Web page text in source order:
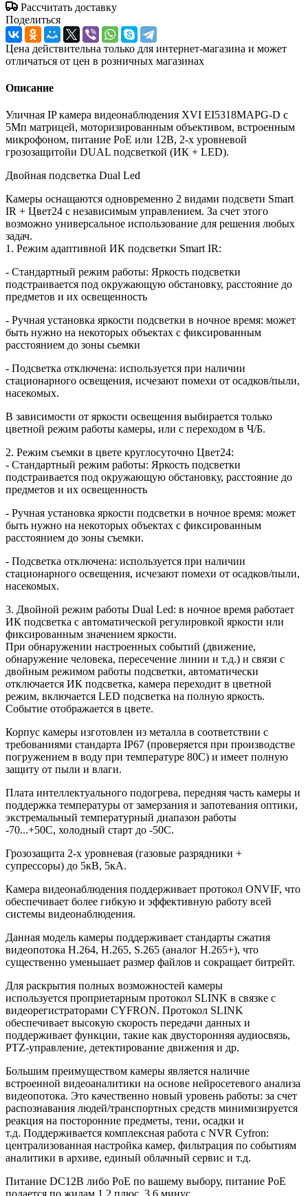
Рассчитать доставку
Поделиться
Цена действительна только для интернет-магазина и может
отличаться от цен в розничных магазинах
Описание
Уличная IP камера видеонаблюдения XVI EI5318MAPG-D с
5Мп матрицей, моторизированным объективом, встроенным
микрофоном, питание PoE или 12В, 2-х уровневой
грозозащитойи DUAL подсветкой (ИК + LED).
Двойная подсветка Dual Led
Камеры оснащаются одновременно 2 видами подсвети Smart
IR + Цвет24 c независимым управлением. За счет этого
возможно универсальное использование для решения любых
задач.
1. Режим адаптивной ИК подсветки Smart IR:
- Стандартный режим работы: Яркость подсветки
подстраивается под окружающую обстановку, расстояние до
предметов и их освещенность
- Ручная установка яркости подсветки в ночное время: может
быть нужно на некоторых объектах с фиксированным
расстоянием до зоны сьемки
- Подсветка отключена: используется при наличии
стационарного освещения, исчезают помехи от осадков/пыли,
насекомых.
В зависимости от яркости освещения выбирается только
цветной режим работы камеры, или с переходом в Ч/Б.
2. Режим съемки в цвете круглосуточно Цвет24:
- Стандартный режим работы: Яркость подсветки
подстраивается под окружающую обстановку, расстояние до
предметов и их освещенность
- Ручная установка яркости подсветки в ночное время: может
быть нужно на некоторых объектах c фиксированным
расстоянием до зоны съемки.
- Подсветка отключена: используется при наличии
стационарного освещения, исчезают помехи от осадков/пыли,
насекомых.
3. Двойной режим работы Dual Led: в ночное время работает
ИК подсветка с автоматической регулировкой яркости или
фиксированным значением яркости.
При обнаружении настроенных событий (движение,
обнаружение человека, пересечение линии и т.д.) и связи с
двойным режимом работы подсветки, автоматически
отключается ИК подсветка, камера переходит в цветной
режим, включается LED подсветка на полную яркость.
Событие отображается в цвете.
Корпус камеры изготовлен из металла в соответствии с
требованиями стандарта IP67 (проверяется при производстве
погружением в воду при температуре 80С) и имеет полную
защиту от пыли и влаги.
Плата интеллектуального подогрева, передняя часть камеры и
поддержка температуры от замерзания и запотевания оптики,
экстремальный температурный диапазон работы
-70...+50С, холодный старт до -50С.
Грозозащита 2-х уровневая (газовые разрядники +
супрессоры) до 5кВ, 5кА.
Камера видеонаблюдения поддерживает протокол ONVIF, что
обеспечивает более гибкую и эффективную работу всей
системы видеонаблюдения.
Данная модель камеры поддерживает стандарты сжатия
видеопотока H.264, H.265, S.265 (аналог H.265+), что
существенно уменьшает размер файлов и сокращает битрейт.
Для раскрытия полных возможностей камеры
используется проприетарным протокол SLINK в связке с
видеорегистраторами CYFRON. Протокол SLINK
обеспечивает высокую скорость передачи данных и
поддерживает функции, такие как двусторонняя аудиосвязь,
PTZ-управление, детектирование движения и др.
Большим преимуществом камеры является наличие
встроенной видеоаналитики на основе нейросетевого анализа
видеопотока. Это качественно новый уровень работы: за счет
распознавания людей/транспортных средств минимизируется
реакция на посторонние предметы, тени, осадки и
т.д. Поддерживается комплексная работа с NVR Cyfron:
централизованная настройка камер, фильтрация по событиям
аналитики в архиве, единый облачный сервис и т.д.
Питание DC12В либо PoE по вашему выбору, питание PoE